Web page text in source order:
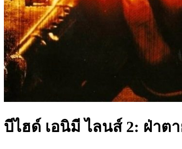
บีไฮด์ เอนิมี ไลนส์ 2: ฝ่าต